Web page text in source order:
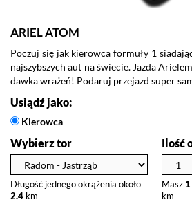
ARIEL ATOM
Poczuj się jak kierowca formuły 1
najszybszych aut na świecie. Jazda
dawka wrażeń! Podaruj przejazd super
Usiądź jako:
Kierowca
Wybierz tor
Długość jednego okrążenia około
2.4 km
Ilość
Masz 1
km